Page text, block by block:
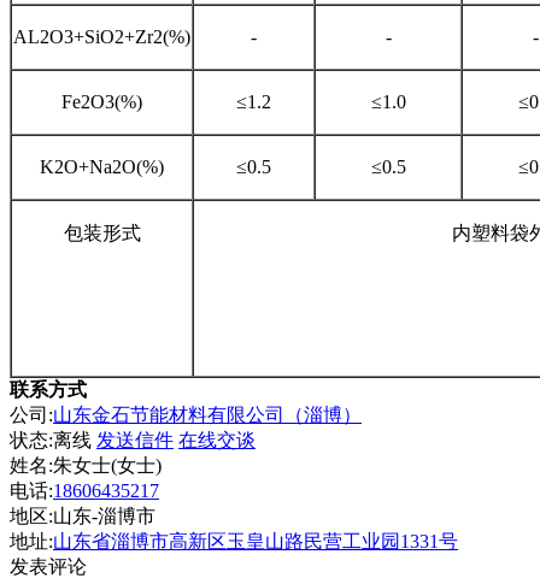
AL2O3+SiO2+Zr2(%) - - -
Fe2O3(%) ≤1.2 ≤1.0
K2O+Na2O(%) ≤0.5 ≤0.5
包装形式 内塑料袋
联系方式
公司:山东金石节能材料有限公司（淄博）
状态:离线 发送信件 在线交谈
姓名:朱女士(女士)
电话:18606435217
地区:山东-淄博市
地址:山东省淄博市高新区玉皇山路民营工业园1331号
发表评论